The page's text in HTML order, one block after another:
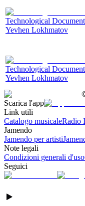
Technological
Yevhen Lokhmatov
Technological
Yevhen Lokhmatov
Scarica l'app
Link utili
Catalogo musicaleRadio
Jamendo
Jamendo per artisti
Note legali
Condizioni generali d'uso
Seguici